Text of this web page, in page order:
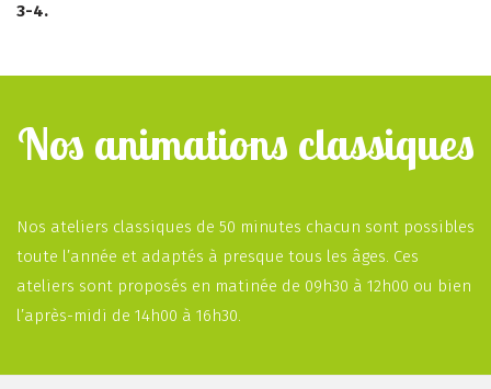
3-4.
Nos animations classiques
Nos ateliers classiques de 50 minutes chacun sont possibles
toute l’année et adaptés à presque tous les âges. Ces
ateliers sont proposés en matinée de 09h30 à 12h00 ou bien
l’après-midi de 14h00 à 16h30.